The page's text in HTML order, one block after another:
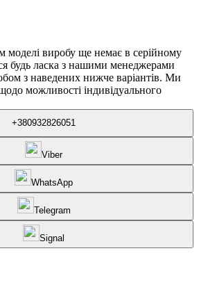
моделі виробу ще немає в серійному
будь ласка з нашими менеджерами
з наведених нижче варіантів. Ми
можливості індивідуального
+380932826051
Viber
WhatsApp
Telegram
Signal